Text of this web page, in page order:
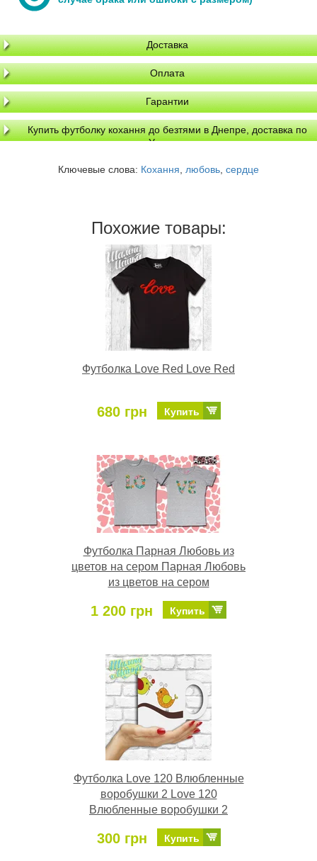
Доставка
Оплата
Гарантии
Купить футболку кохання до безтями в Днепре, доставка по
Украине
Ключевые слова: Кохання, любовь, сердце
Похожие товары:
Футболка Love Red Love Red
680 грн Купить
Футболка Парная Любовь из
цветов на сером Парная Любовь
из цветов на сером
1 200 грн Купить
Футболка Love 120 Влюбленные
воробушки 2 Love 120
Влюбленные воробушки 2
300 грн Купить